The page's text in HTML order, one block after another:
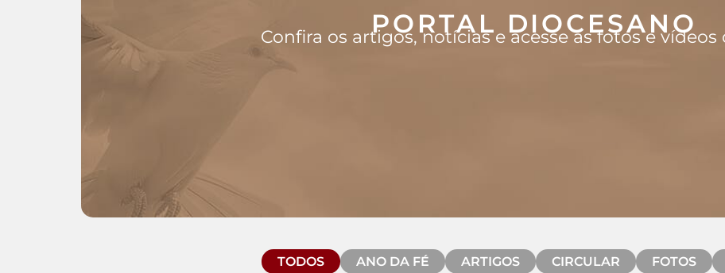
PORTAL DIOCESANO
Confira os artigos, notícias e acesse as fotos e vídeos
ANO DA FÉ ARTIGOS CIRCULAR FOTOS
TODOS